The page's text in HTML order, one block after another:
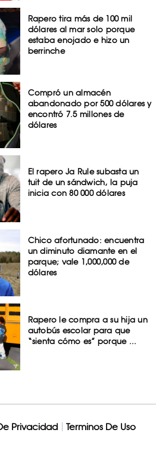
Rapero tira más de 100 mil
dólares al mar solo porque
estaba enojado e hizo un
berrinche
Compró un almacén
abandonado por 500 dólares y
encontró 7.5 millones de
dólares
El rapero Ja Rule subasta un
tuit de un sándwich, la puja
inicia con 80 000 dólares
Chico afortunado: encuentra
un diminuto diamante en el
parque; vale 1,000,000 de
dólares
Rapero le compra a su hija un
autobús escolar para que
“sienta cómo es” porque ...
Privacidad Terminos De Uso